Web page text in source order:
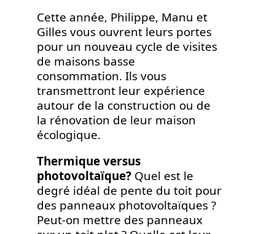
Cette année, Philippe, Manu et
Gilles vous ouvrent leurs portes
pour un nouveau cycle de visites
de maisons basse
consommation. Ils vous
transmettront leur expérience
autour de la construction ou de
la rénovation de leur maison
écologique.
Thermique versus
photovoltaïque? Quel est le
degré idéal de pente du toit pour
des panneaux photovoltaïques ?
Peut-on mettre des panneaux